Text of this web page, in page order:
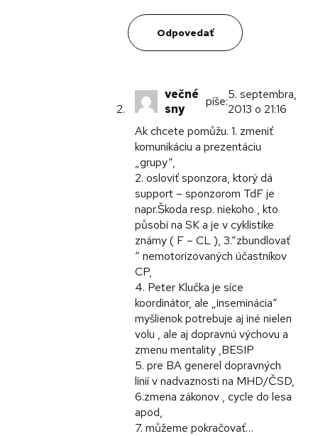
Odpovedať
večné
sny
píše:5. septembra,
2013 o 21:16
Ak chcete pomůžu. 1. zmeniť
komunikáciu a prezentáciu
„grupy“,
2. osloviť sponzora, ktorý dá
support – sponzorom TdF je
napr.Škoda resp. niekoho , kto
působí na SK a je v cyklistike
známy ( F – CL ), 3.“zbundlovať
“ nemotorizovaných účastníkov
CP,
4. Peter Klučka je síce
koordinátor, ale „inseminácia“
myšlienok potrebuje aj iné nielen
volu , ale aj dopravnú výchovu a
zmenu mentality ,BESIP
5. pre BA generel dopravných
línií v nadvaznosti na MHD/ČSD,
6.zmena zákonov , cycle do lesa
apod,
7. můžeme pokračovať…